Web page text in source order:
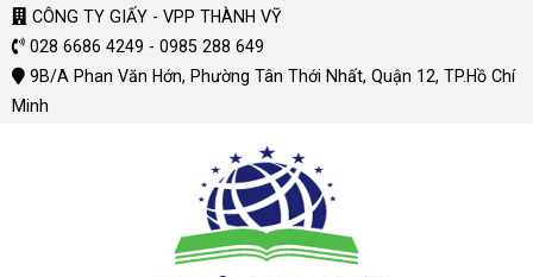
CÔNG TY GIẤY - VPP THÀNH VỸ
028 6686 4249 - 0985 288 649
9B/A Phan Văn Hớn, Phường Tân Thới Nhất, Quận 12, TP.Hồ Chí
Minh